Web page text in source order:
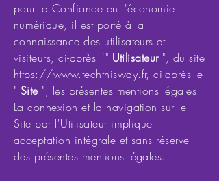
pour la Confiance en l'économie
numérique, il est porté à la
connaissance des utilisateurs et
visiteurs, ci-après l'" Utilisateur", du site
https://www.techthisway.fr, ci-après le
" Site", les présentes mentions légales.
La connexion et la navigation sur le
Site par l'Utilisateur implique
acceptation intégrale et sans réserve
des présentes mentions légales.